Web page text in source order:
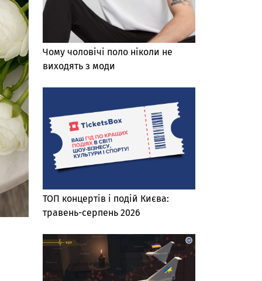
Чому чоловічі поло ніколи не
виходять з моди
ТОП концертів і подій Києва:
травень-серпень 2026